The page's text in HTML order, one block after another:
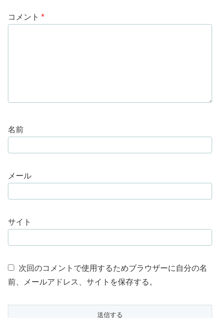
コメント *
名前
メール
サイト
次回のコメントで使用するためブラウザーに自分の名
前、メールアドレス、サイトを保存する。